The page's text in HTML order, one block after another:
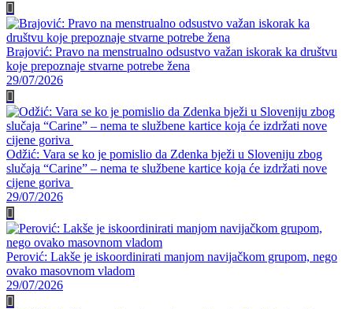
Brajović: Pravo na menstrualno odsustvo važan iskorak ka društvu
koje prepoznaje stvarne potrebe žena
29/07/2026
Odžić: Vara se ko je pomislio da Zdenka bježi u Sloveniju zbog
slučaja “Carine” – nema te službene kartice koja će izdržati nove
cijene goriva
29/07/2026
Perović: Lakše je iskoordinirati manjom navijačkom grupom, nego
ovako masovnom vladom
29/07/2026